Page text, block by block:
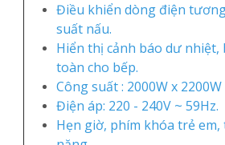
Điều khiển dòng điện
suất nấu.
Hiển thị cảnh báo dư nhiệt,
toàn cho bếp.
Công suất : 2000W x 2200W
Điện áp: 220 - 240V ~ 59Hz.
Hẹn giờ, phím khóa trẻ em,